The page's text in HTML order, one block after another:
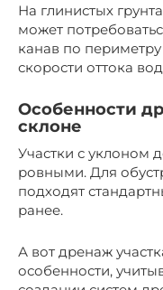
На глинистых
может
канав по периметру
скорости оттока
Особенности
склоне
Участки с уклоном
ровными. Для
подходят
ранее.
А вот дренаж
особенности,